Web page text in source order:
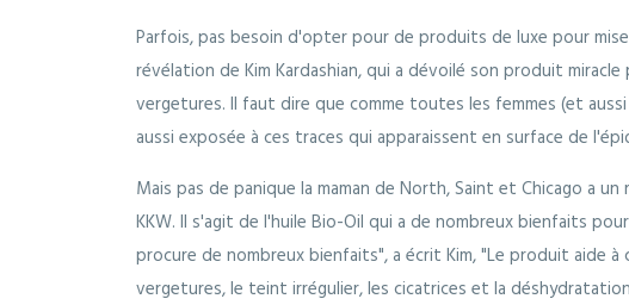
Parfois, pas besoin d'opter pour de produits de luxe pour
révélation de Kim Kardashian, qui a dévoilé son produit
vergetures. Il faut dire que comme toutes les femmes (et
aussi exposée à ces traces qui apparaissent en surface de
Mais pas de panique la maman de North, Saint et Chicago a
KKW. Il s'agit de l'huile Bio-Oil qui a de nombreux bienfaits
procure de nombreux bienfaits", a écrit Kim, "Le produit aide
vergetures, le teint irrégulier, les cicatrices et la